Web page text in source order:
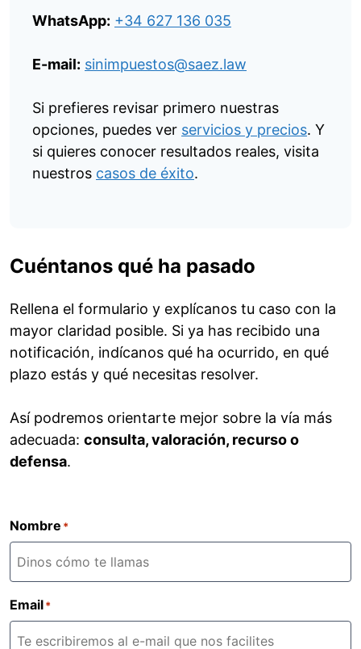
WhatsApp: +34 627 136 035
E-mail: sinimpuestos@saez.law
Si prefieres revisar primero nuestras
opciones, puedes ver servicios y precios. Y
si quieres conocer resultados reales, visita
nuestros casos de éxito.
Cuéntanos qué ha pasado
Rellena el formulario y explícanos tu caso con la
mayor claridad posible. Si ya has recibido una
notificación, indícanos qué ha ocurrido, en qué
plazo estás y qué necesitas resolver.
Así podremos orientarte mejor sobre la vía más
adecuada: consulta, valoración, recurso o
defensa.
Nombre *
Email*